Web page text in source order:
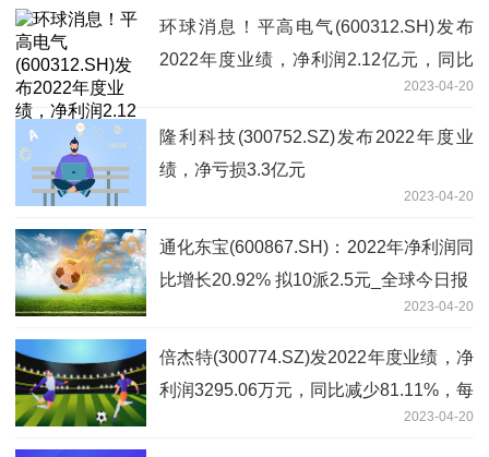
环球消息！平高电气(600312.SH)发布
2022年度业绩，净利润2.12亿元，同比
2023-04-20
隆利科技(300752.SZ)发布2022年度业
绩，净亏损3.3亿元
2023-04-20
通化东宝(600867.SH)：2022年净利润同
比增长20.92% 拟10派2.5元_全球今日报
2023-04-20
倍杰特(300774.SZ)发2022年度业绩，净
利润3295.06万元，同比减少81.11%，每
2023-04-20